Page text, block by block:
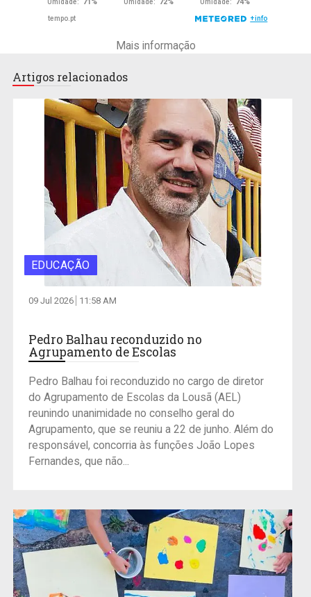
Mais informação
Artigos relacionados
EDUCAÇÃO
09 Jul 2026 11:58 AM
Pedro Balhau reconduzido no
Agrupamento de Escolas
Pedro Balhau foi reconduzido no cargo de diretor
do Agrupamento de Escolas da Lousã (AEL)
reunindo unanimidade no conselho geral do
Agrupamento, que se reuniu a 22 de junho. Além do
responsável, concorria às funções João Lopes
Fernandes, que não...